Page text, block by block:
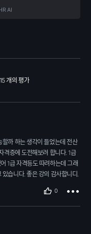
AI
15개의 평가
까 하는 생각이 들었는데 전산
격증에 도전해보려 합니다. 1급
1급 자격등도 따려하는데 그래
0